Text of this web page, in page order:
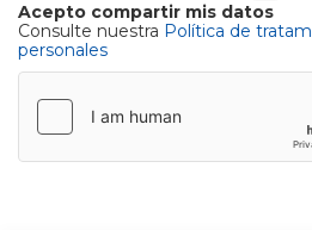
Acepto compartir mis datos
Consulte nuestra Política de
personales